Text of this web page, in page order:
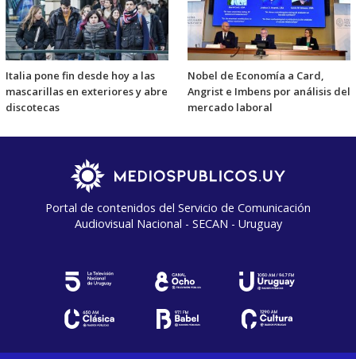
Italia pone fin desde hoy a las
mascarillas en exteriores y abre
discotecas
Nobel de Economía a Card,
Angrist e Imbens por análisis del
mercado laboral
Portal de contenidos del Servicio de Comunicación
Audiovisual Nacional - SECAN - Uruguay